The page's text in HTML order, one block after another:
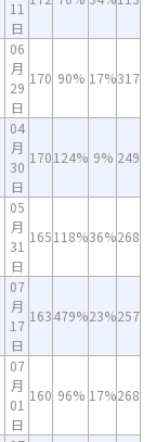
11
日
06
月
29
日
170 90% 17%317
04
月
30
日
170124% 9% 249
05
月
31
日
165118%36%268
07
月
17
日
163479%23%257
07
月
01
日
160 96% 17%268